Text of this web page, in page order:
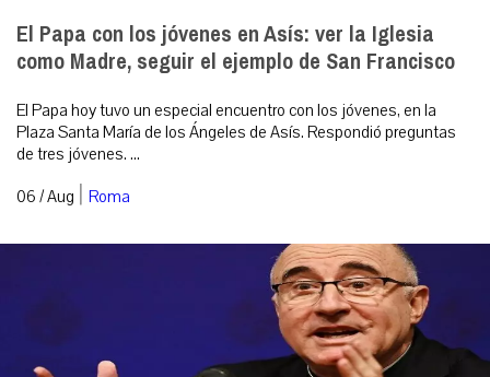
El Papa con los jóvenes en Asís: ver la Iglesia
como Madre, seguir el ejemplo de San Francisco
El Papa hoy tuvo un especial encuentro con los jóvenes, en la
Plaza Santa María de los Ángeles de Asís. Respondió preguntas
de tres jóvenes. ...
06 / Aug | Roma